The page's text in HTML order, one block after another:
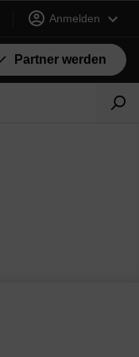
Anmelden
Partner werden